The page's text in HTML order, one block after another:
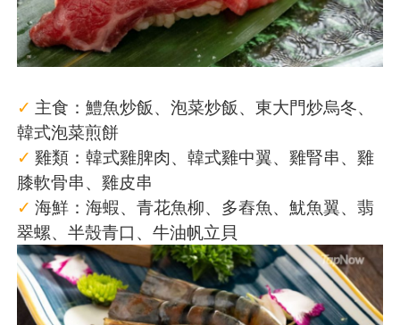
✓ 主食：鱧魚炒飯、泡菜炒飯、東大門炒烏冬、
韓式泡菜煎餅
✓雞類：韓式雞脾肉、韓式雞中翼、雞腎串、雞
膝軟骨串、雞皮串
✓海鮮：海蝦、青花魚柳、多舂魚、魷魚翼、翡
翠螺、半殼青口、牛油帆立貝